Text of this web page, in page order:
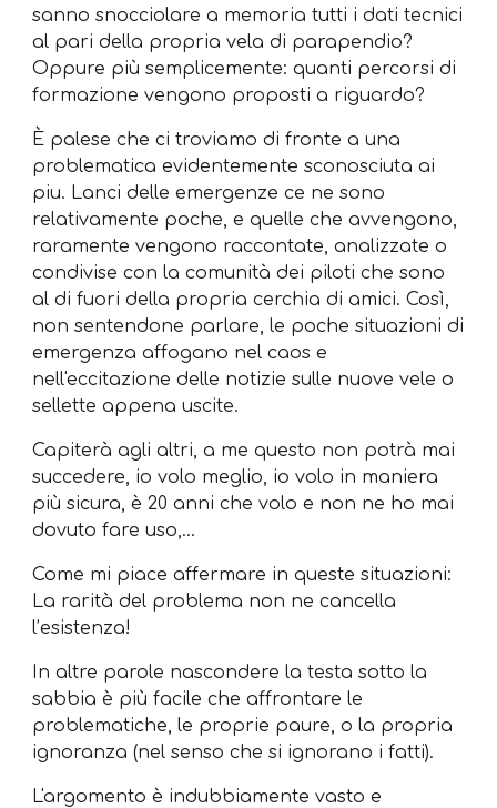
sanno snocciolare a memoria tutti i dati tecnici
al pari della propria vela di parapendio?
Oppure più semplicemente: quanti percorsi di
formazione vengono proposti a riguardo?
È palese che ci troviamo di fronte a una
problematica evidentemente sconosciuta ai
piu. Lanci delle emergenze ce ne sono
relativamente poche, e quelle che avvengono,
raramente vengono raccontate, analizzate o
condivise con la comunità dei piloti che sono
al di fuori della propria cerchia di amici. Così,
non sentendone parlare, le poche situazioni di
emergenza affogano nel caos e
nell'eccitazione delle notizie sulle nuove vele o
sellette appena uscite.
Capiterà agli altri, a me questo non potrà mai
succedere, io volo meglio, io volo in maniera
più sicura, è 20 anni che volo e non ne ho mai
dovuto fare uso,…
Come mi piace affermare in queste situazioni:
La rarità del problema non ne cancella
l’esistenza!
In altre parole nascondere la testa sotto la
sabbia è più facile che affrontare le
problematiche, le proprie paure, o la propria
ignoranza (nel senso che si ignorano i fatti).
L'argomento è indubbiamente vasto e